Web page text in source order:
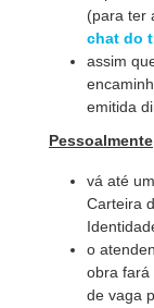
(para ter
chat do
assim
emitida
Pessoalmente
vá até
Carteira
o
obra fará
de vaga